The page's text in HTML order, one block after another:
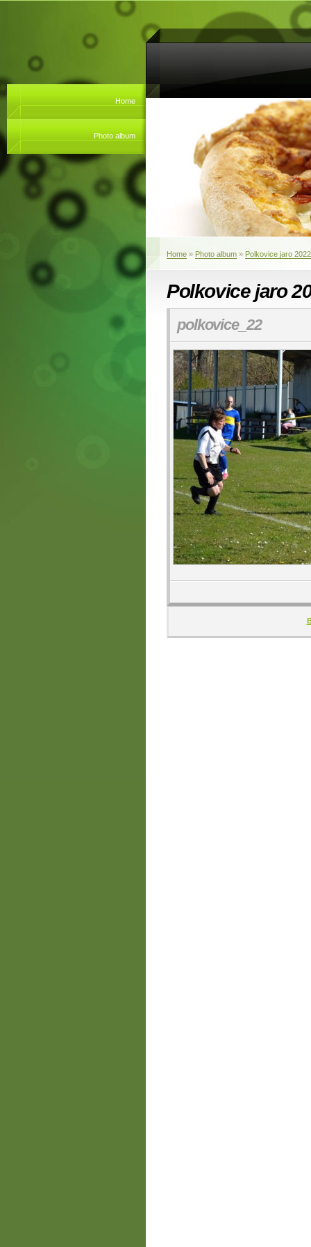
Home
Photo album
Home » Photo album » Polkovice jaro 2022
Polkovice jaro
polkovice_22